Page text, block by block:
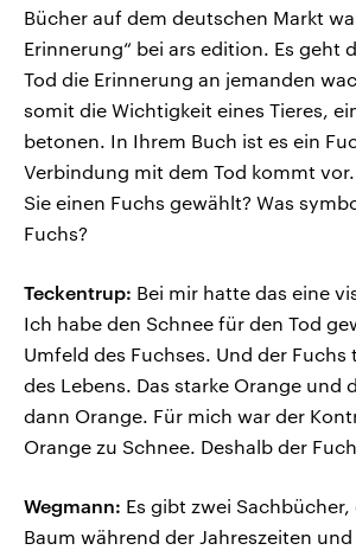
Bücher auf dem deutschen Markt
Erinnerung“ bei ars edition. Es geht
Tod die Erinnerung an jemanden
somit die Wichtigkeit eines Tieres,
betonen. In Ihrem Buch ist es ein
Verbindung mit dem Tod kommt
Sie einen Fuchs gewählt? Was
Fuchs?
Teckentrup: Bei mir hatte das eine
Ich habe den Schnee für den Tod
Umfeld des Fuchses. Und der Fuchs
des Lebens. Das starke Orange und
dann Orange. Für mich war der
Orange zu Schnee. Deshalb der
Wegmann: Es gibt zwei
Baum während der Jahreszeiten